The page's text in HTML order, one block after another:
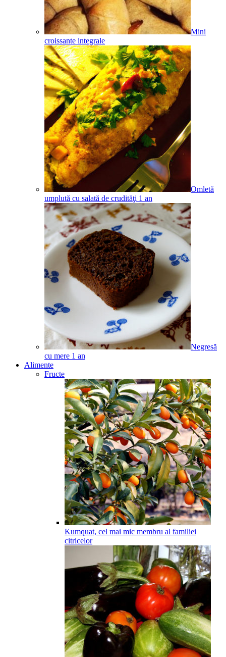
Mini
croissante integrale
Omletă
umplută cu salată de crudităţi 1 an
Negresă
cu mere 1 an
Alimente
Fructe
Kumquat, cel mai mic membru al familiei
citricelor